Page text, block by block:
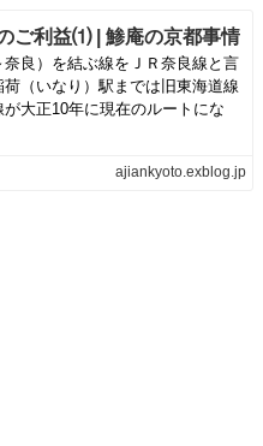
ご利益⑴ | 鯵庵の京都事情
良）を結ぶ線をＪＲ奈良線と言
荷（いなり）駅までは旧東海道線
大正10年に現在のルートにな
ajiankyoto.exblog.jp